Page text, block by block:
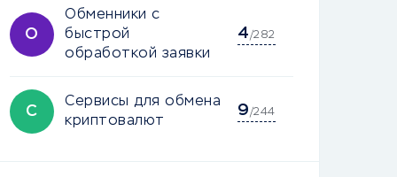
О
Обменники с
быстрой
обработкой заявки
4/282
С
Сервисы для обмена
криптовалют
9/244